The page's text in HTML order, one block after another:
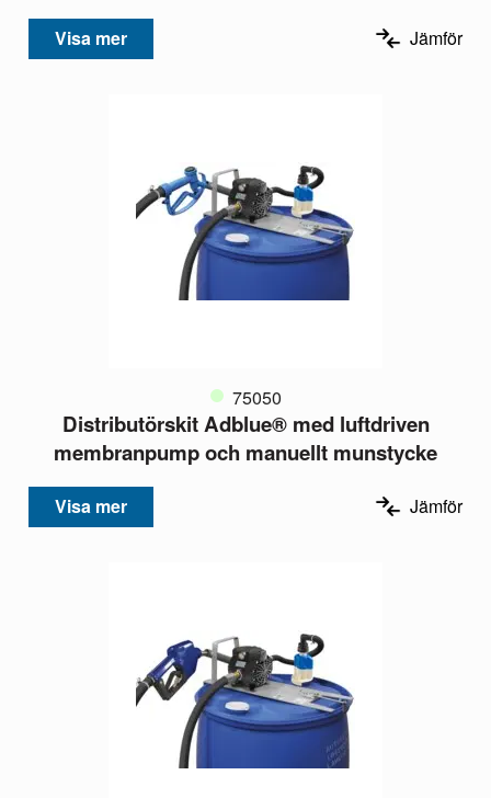
Visa mer Jämför
75050
Distributörskit Adblue® med luftdriven
membranpump och manuellt munstycke
Visa mer Jämför